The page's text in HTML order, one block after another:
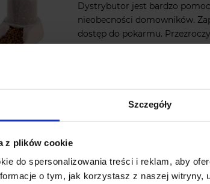
Szczegóły
z plików cookie
do spersonalizowania treści i reklam, aby
o tym, jak korzystasz z naszej witryny,
Dystrybutor jest bardzo
nieobecności domowników.
dostęp do pokarmu.
kontrolę ilości karmy.
Ocena: